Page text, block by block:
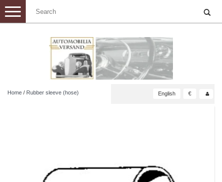
Toggle
navigation
Home / Rubber sleeve (hose) English €